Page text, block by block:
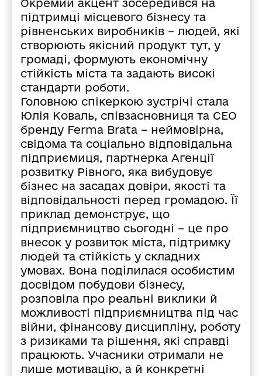
Окремий акцент зосередився на
підтримці місцевого бізнесу та
рівненських виробників – людей, які
створюють якісний продукт тут, у
громаді, формують економічну
стійкість міста та задають високі
стандарти роботи.
Головною спікеркою зустрічі стала
Юлія Коваль, співзасновниця та СЕО
бренду Ferma Brata – неймовірна,
свідома та соціально відповідальна
підприємиця, партнерка Агенції
розвитку Рівного, яка вибудовує
бізнес на засадах довіри, якості та
відповідальності перед громадою. Її
приклад демонструє, що
підприємництво сьогодні – це про
внесок у розвиток міста, підтримку
людей та стійкість у складних
умовах. Вона поділилася особистим
досвідом побудови бізнесу,
розповіла про реальні виклики й
можливості підприємництва під час
війни, фінансову дисципліну, роботу
з ризиками та рішення, які справді
працюють. Учасники отримали не
лише мотивацію, а й конкретні